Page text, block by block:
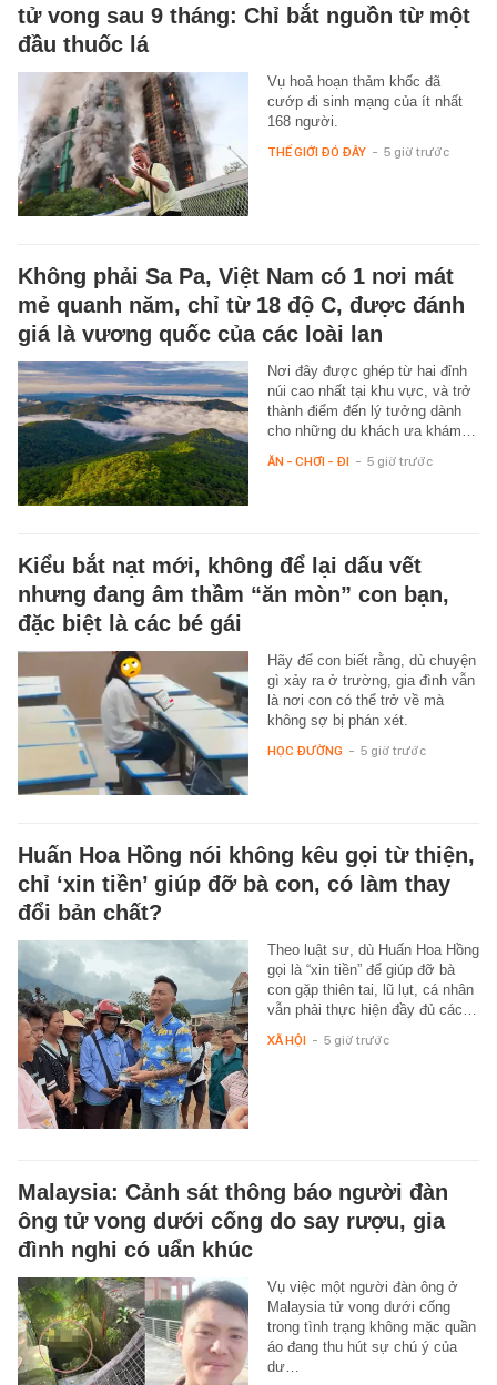
tử vong sau 9 tháng: Chỉ bắt nguồn từ một
đầu thuốc lá
Vụ hoả hoạn thảm khốc đã
cướp đi sinh mạng của ít nhất
168 người.
THẾ GIỚI ĐÓ ĐÂY - 5 giờ trước
Không phải Sa Pa, Việt Nam có 1 nơi mát
mẻ quanh năm, chỉ từ 18 độ C, được đánh
giá là vương quốc của các loài lan
Nơi đây được ghép từ hai đỉnh
núi cao nhất tại khu vực, và trở
thành điểm đến lý tưởng dành
cho những du khách ưa khám…
ĂN - CHƠI - ĐI - 5 giờ trước
Kiểu bắt nạt mới, không để lại dấu vết
nhưng đang âm thầm “ăn mòn” con bạn,
đặc biệt là các bé gái
Hãy để con biết rằng, dù chuyện
gì xảy ra ở trường, gia đình vẫn
là nơi con có thể trở về mà
không sợ bị phán xét.
HỌC ĐƯỜNG - 5 giờ trước
Huấn Hoa Hồng nói không kêu gọi từ thiện,
chỉ ‘xin tiền’ giúp đỡ bà con, có làm thay
đổi bản chất?
Theo luật sư, dù Huấn Hoa Hồng
gọi là “xin tiền” để giúp đỡ bà
con gặp thiên tai, lũ lụt, cá nhân
vẫn phải thực hiện đầy đủ các…
XÃ HỘI - 5 giờ trước
Malaysia: Cảnh sát thông báo người đàn
ông tử vong dưới cống do say rượu, gia
đình nghi có uẩn khúc
Vụ việc một người đàn ông ở
Malaysia tử vong dưới cống
trong tình trạng không mặc quần
áo đang thu hút sự chú ý của
dư…